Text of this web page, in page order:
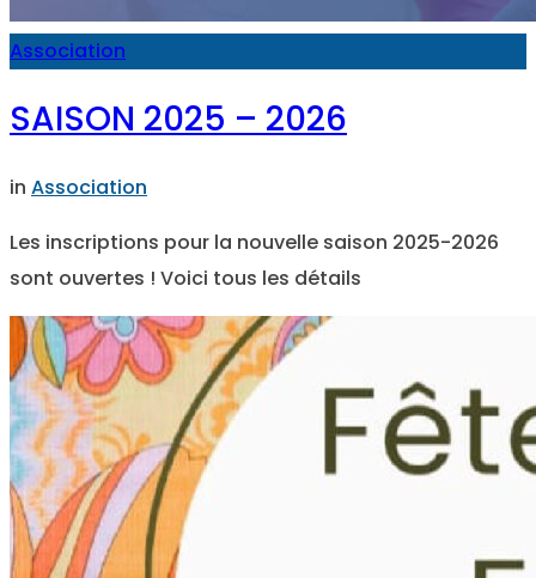
Association
SAISON 2025 – 2026
in Association
Les inscriptions pour la nouvelle saison 2025-2026
sont ouvertes ! Voici tous les détails